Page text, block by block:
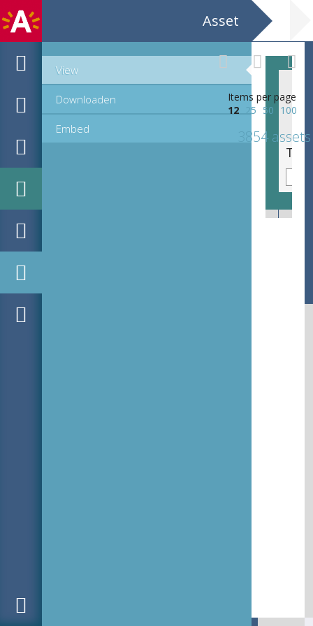
Asset
View
Downloaden
Embed
Items per page
12
25 50 100
3854 assets